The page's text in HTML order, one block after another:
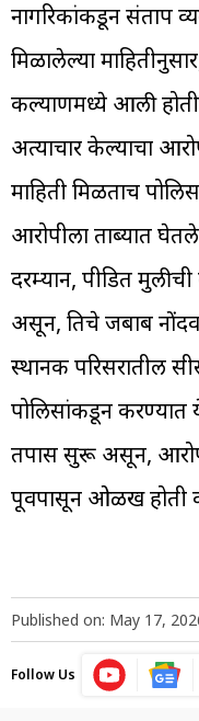
नागरिकांकडून संताप
मिळालेल्या
कल्याणमध्ये आली
अत्याचार केल्याचा
माहिती मिळताच
आरोपीला ताब्यात
दरम्यान, पीडित
असून, तिचे जबाब
स्थानक परिसरातील
पोलिसांकडून
तपास सुरू असून,
पूर्वीपासून ओळख
Published on: May 17,
Follow Us